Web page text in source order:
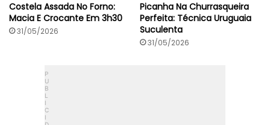
Costela Assada No Forno:
Macia E Crocante Em 3h30
31/05/2026
Picanha Na Churrasqueira
Perfeita: Técnica Uruguaia
Suculenta
31/05/2026